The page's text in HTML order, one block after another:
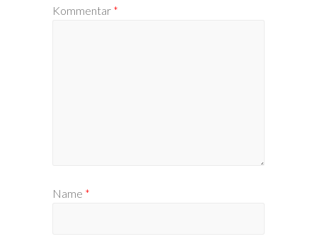
Kommentar *
Name *